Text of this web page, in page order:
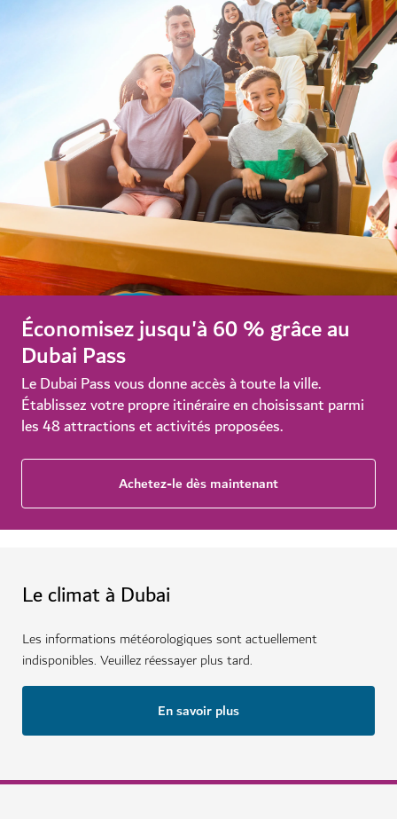
Économisez jusqu'à 60 % grâce au
Dubai Pass
Le Dubai Pass vous donne accès à toute la ville.
Établissez votre propre itinéraire en choisissant parmi
les 48 attractions et activités proposées.
Achetez-le dès maintenant
Le climat à Dubai
Les informations météorologiques sont actuellement
indisponibles. Veuillez réessayer plus tard.
En savoir plus